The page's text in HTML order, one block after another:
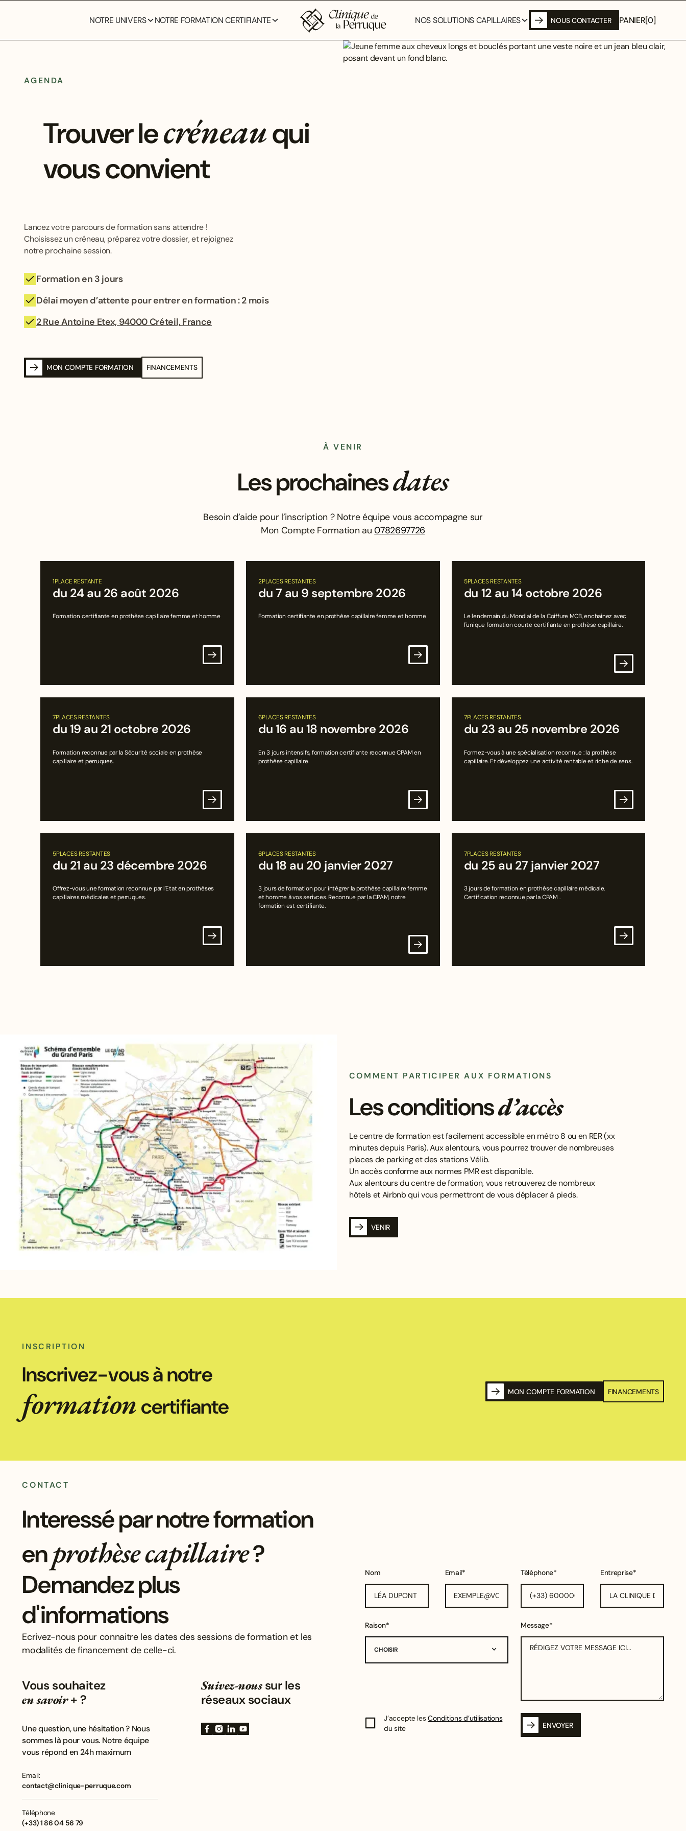
NOTRE UNIVERS NOTRE FORMATION CERTIFIANTE NOS SOLUTIONS CAPILLAIRES NOUS CONTACTER PANIER[0]
AGENDA
Trouver lecréneauqui
vous convient
Lancez votre parcours de formation sans attendre !
Choisissez un créneau, préparez votre dossier, et rejoignez
notre prochaine session.
Formation en 3 jours
Délai moyen d’attente pour entrer en formation : 2 mois
2 Rue Antoine Etex, 94000 Créteil, France
MON COMPTE FORMATION FINANCEMENTS
À VENIR
Les prochainesdates
Besoin d’aide pour l’inscription ? Notre équipe vous accompagne sur
Mon Compte Formation au0782697726
1PLACE RESTANTE
du 24 au 26 août 2026
Formation certifiante en prothèse capillaire femme et homme
2PLACES RESTANTES
du 7 au 9 septembre 2026
Formation certifiante en prothèse capillaire femme et homme
5PLACES RESTANTES
du 12 au 14 octobre 2026
Le lendemain du Mondial de la Coiffure MCB, enchainez avec
l'unique formation courte certifiante en prothèse capillaire.
7PLACES RESTANTES
du 19 au 21 octobre 2026
Formation reconnue par la Sécurité sociale en prothèse
capillaire et perruques.
6PLACES RESTANTES
du 16 au 18 novembre 2026
En 3 jours intensifs, formation certifiante reconnue CPAM en
prothèse capillaire.
7PLACES RESTANTES
du 23 au 25 novembre 2026
Formez-vous à une spécialisation reconnue : la prothèse
capillaire. Et développez une activité rentable et riche de sens.
5PLACES RESTANTES
du 21 au 23 décembre 2026
Offrez-vous une formation reconnue par l'Etat en prothèses
capillaires médicales et perruques.
6PLACES RESTANTES
du 18 au 20 janvier 2027
3 jours de formation pour intégrer la prothèse capillaire femme
et homme à vos serivces. Reconnue par la CPAM, notre
formation est certifiante.
7PLACES RESTANTES
du 25 au 27 janvier 2027
3 jours de formation en prothèse capillaire médicale.
Certification reconnue par la CPAM .
COMMENT PARTICIPER AUX FORMATIONS
Les conditionsd’accès
Le centre de formation est facilement accessible en métro 8 ou en RER (xx
minutes depuis Paris). Aux alentours, vous pourrez trouver de nombreuses
places de parking et des stations Vélib.
Un accès conforme aux normes PMR est disponible.
Aux alentours du centre de formation, vous retrouverez de nombreux
hôtels et Airbnb qui vous permettront de vous déplacer à pieds.
VENIR
INSCRIPTION
Inscrivez-vous à notre
formationcertifiante
MON COMPTE FORMATION FINANCEMENTS
CONTACT
Interessé par notre formation
enprothèse capillaire?
Demandez plus
d'informations
Ecrivez-nous pour connaitre les dates des sessions de formation et les
modalités de financement de celle-ci.
Vous souhaitez
en savoir+ ?
Une question, une hésitation ? Nous
sommes là pour vous. Notre équipe
vous répond en 24h maximum
Email:
contact@clinique-perruque.com
Téléphone
(+33) 1 86 04 56 79
Suivez-noussur les
réseaux sociaux
Nom Email* Téléphone* Entreprise*
Raison*
CHOISIR
Message*
J’accepte lesConditions d’utilisations
du site
ENVOYER